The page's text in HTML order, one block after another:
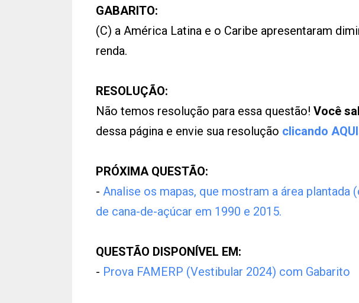
GABARITO:
(C) a América Latina e o Caribe apresentaram
renda.
RESOLUÇÃO:
Não temos resolução para essa questão! Você
dessa página e envie sua resolução clicando AQUI
PRÓXIMA QUESTÃO:
- Analise os mapas, que mostram a área plantada
de cana-de-açúcar em 1990 e 2015.
QUESTÃO DISPONÍVEL EM:
- Prova FAMERP (Vestibular 2024) com Gabarito